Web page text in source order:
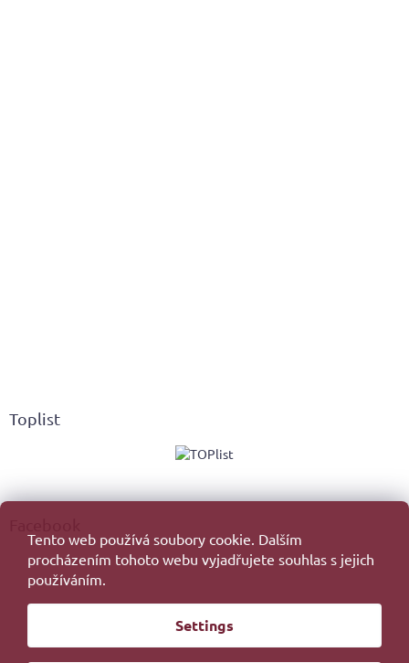
Tento web používá soubory cookie. Dalším
procházením tohoto webu vyjadřujete souhlas s jejich
používáním.
Settings
Toplist
Created by Shoptet